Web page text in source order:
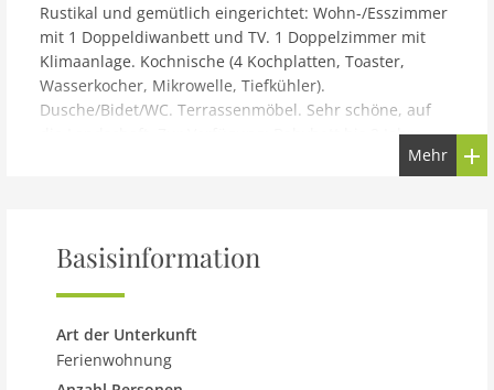
Rustikal und gemütlich eingerichtet: Wohn-/Esszimmer
mit 1 Doppeldiwanbett und TV. 1 Doppelzimmer mit
Klimaanlage. Kochnische (4 Kochplatten, Toaster,
Wasserkocher, Mikrowelle, Tiefkühler).
Dusche/Bidet/WC. Terrassenmöbel. Sehr schöne, auf
die Landschaft. Zur Verfügung: Babybett bis 2 Jahre
(extra), Haartrockner. Internet (Wireless LAN, gratis). 1
Landwirtschaftlicher Betrieb Antico Loggiato, 480
m.ü.M.. 4 Wohnungen im Ferienhaus. 6 km vom
Zentrum von Rufina, 13 km vom Zentrum von
Lage auf einem Hügel, im Grünen. Zur Mitbenutzung:
Garten (eingezäunt), Schwimmbad (8 x 4 m, 150 cm tief,
Mehr
Basisinformation
Art der Unterkunft
Ferienwohnung